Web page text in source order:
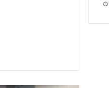
સામગ્રીનું